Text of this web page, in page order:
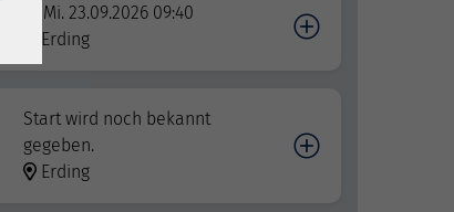
Mi. 23.09.2026 09:40
Erding
Start wird noch bekannt
gegeben.
Erding